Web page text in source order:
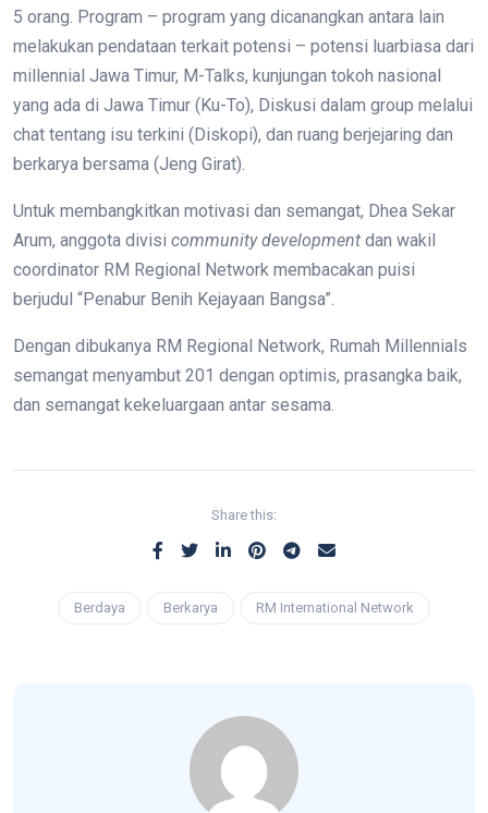
5 orang. Program – program yang dicanangkan antara lain
melakukan pendataan terkait potensi – potensi luarbiasa dari
millennial Jawa Timur, M-Talks, kunjungan tokoh nasional
yang ada di Jawa Timur (Ku-To), Diskusi dalam group melalui
chat tentang isu terkini (Diskopi), dan ruang berjejaring dan
berkarya bersama (Jeng Girat).
Untuk membangkitkan motivasi dan semangat, Dhea Sekar
Arum, anggota divisi community development dan wakil
coordinator RM Regional Network membacakan puisi
berjudul “Penabur Benih Kejayaan Bangsa”.
Dengan dibukanya RM Regional Network, Rumah Millennials
semangat menyambut 201 dengan optimis, prasangka baik,
dan semangat kekeluargaan antar sesama.
Share this:
Berdaya Berkarya RM International Network